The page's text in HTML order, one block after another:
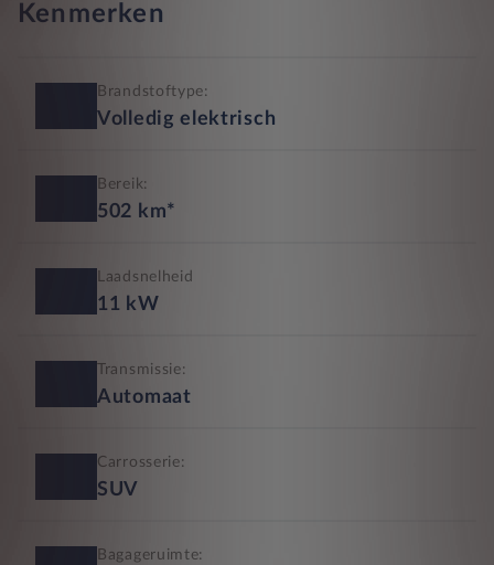
Kenmerken
Brandstoftype:
Volledig elektrisch
Bereik:
502 km*
Laadsnelheid
11 kW
Transmissie:
Automaat
Carrosserie:
SUV
Bagageruimte: